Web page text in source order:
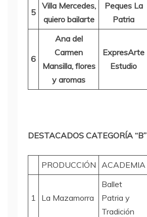
5
Villa Mercedes,
quiero bailarte
Peques La
Patria
6
Ana del
Carmen
Mansilla, flores
y aromas
ExpresArte
Estudio
DESTACADOS CATEGORÍA “B”
PRODUCCIÓN ACADEMIA
1 La Mazamorra
Ballet
Patria y
Tradición